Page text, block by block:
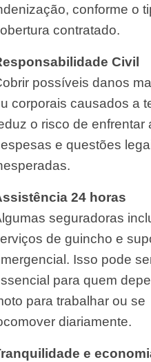
conforme o
contratado.
Civil
possíveis danos
corporais causados a
o risco de enfrentar
e questões
24 horas
seguradoras
de guincho e
Isso pode
para quem
para trabalhar ou se
diariamente.
e